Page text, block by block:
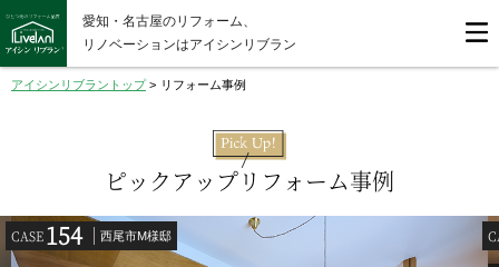
愛知・名古屋のリフォーム、
リノベーションはアイシンリブラン
アイシンリブラントップ> リフォーム事例
ピックアップリフォーム事例
CASE154 西尾市M様邸